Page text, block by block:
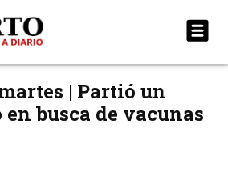
| Partió un
busca de vacunas